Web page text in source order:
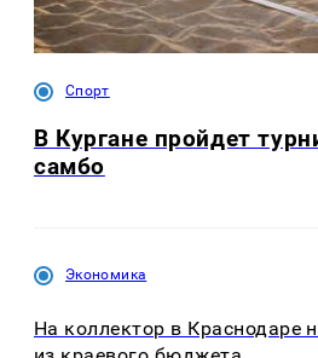
Спорт
В Кургане пройдет
самбо
Экономика
На коллектор в Краснодаре